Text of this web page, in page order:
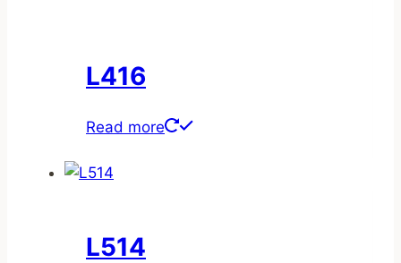
L416
Read more
L514